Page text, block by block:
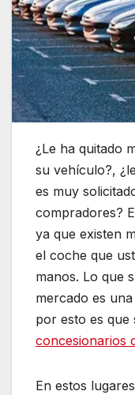
¿Le ha quitado
su vehículo?,
es muy
compradores?
ya que existen
el coche que
manos. Lo que
mercado es
por esto es que
concesionarios
En estos